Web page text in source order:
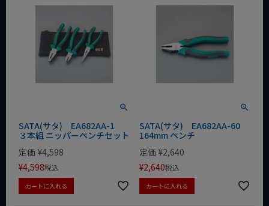
SATA(サタ) EA682AA-1
３本組 ニッパーペンチセット
定価 ¥4,598
¥4,598税込
カートに入れる
SATA(サタ) EA682AA-60
164mm ペンチ
定価 ¥2,640
¥2,640税込
カートに入れる